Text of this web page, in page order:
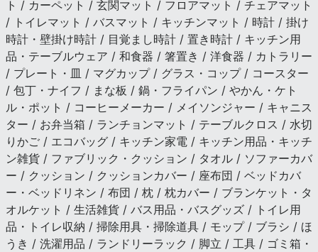
ト / カーペット / 玄関マット / フロアマット / チェアマット
/ トイレマット / バスマット / キッチンマット / 時計 / 掛け
時計・壁掛け時計 / 目覚まし時計 / 置き時計 / キッチン用
品・テーブルウェア / 和食器 / 箸置き / 洋食器 / カトラリー
/ プレート・皿 / マグカップ / グラス・コップ / コースター
/ 包丁・ナイフ / まな板 / 鍋・フライパン / やかん・ケト
ル・ポット / コーヒーメーカー / メイソンジャー / キャニス
ター / お弁当箱 / ランチョンマット / テーブルクロス / 水切
りかご / エコバッグ / キッチン家電 / キッチン用品・キッチ
ン雑貨 / ファブリック・クッション / タオル / ソファーカバ
ー / クッション / クッションカバー / 座布団 / ベッドカバ
ー・ベッドリネン / 布団 / 枕 / 枕カバー / ブランケット・タ
オルケット / 生活雑貨 / バス用品・バスグッズ / トイレ用
品・トイレ収納 / 掃除用具・掃除道具 / モップ / ブラシ / ほ
うき / 洗濯用品 / ランドリーラック / 脚立 / 工具 / ゴミ箱・